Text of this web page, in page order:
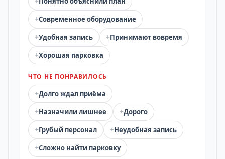
+Современное оборудование
+Удобная запись +Принимают вовремя
+Хорошая парковка
ЧТО НЕ ПОНРАВИЛОСЬ
+Долго ждал приёма
+Назначили лишнее +Дорого
+Грубый персонал +Неудобная запись
+Сложно найти парковку